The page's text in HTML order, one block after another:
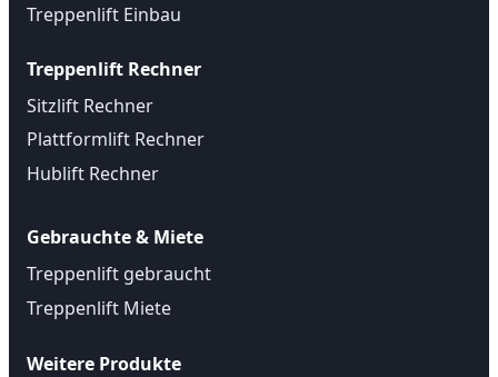
Treppenlift Einbau
Treppenlift Rechner
Sitzlift Rechner
Plattformlift Rechner
Hublift Rechner
Gebrauchte & Miete
Treppenlift gebraucht
Treppenlift Miete
Weitere Produkte